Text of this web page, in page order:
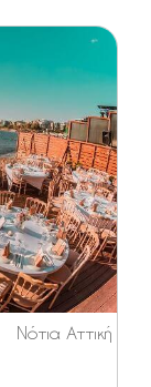
Νότια Αττική